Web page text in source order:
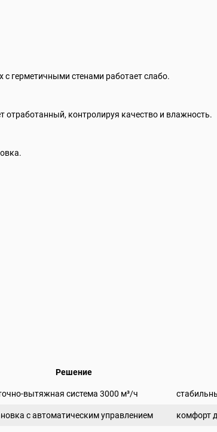
герметичными стенами работает слабо.
отработанный, контролируя качество и влажность.
Решение
вытяжная система 3000 м³/ч
с автоматическим управлением комфорт